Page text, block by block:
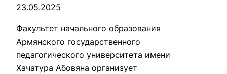
23.05.2025
Факультет начального образования
Армянского государственного
педагогического университета имени
Хачатура Абовяна организует